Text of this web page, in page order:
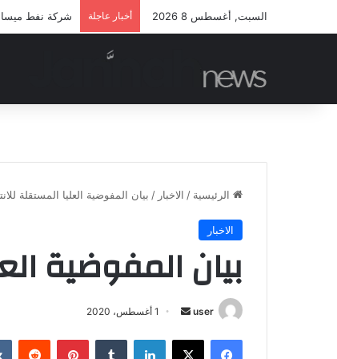
السبت, أغسطس 8 2026 أخبار عاجلة شركة نفط ميسان
الرئيسية / الاخبار / بيان المفوضية العليا المستقلة
الاخبار
بيان المفوضية
user
أرسل
1 أغسطس، 2020
فيسبوك ‫X لينكدإن بينتيريست